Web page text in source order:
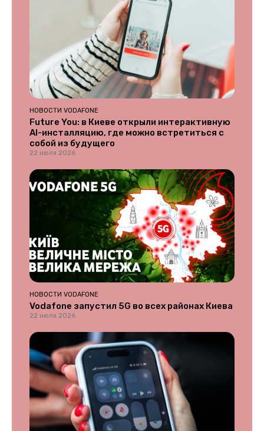
НОВОСТИ VODAFONE
Future You: в Киеве открыли интерактивную
AI-инсталляцию, где можно встретиться с
собой из будущего
22 июля 2026
НОВОСТИ VODAFONE
Vodafone запустил 5G во всех районах Киева
22 июля 2026